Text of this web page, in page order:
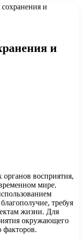
и
и
восприятия,
мире.
требуя
жизни. Для
окружающего
факторов.